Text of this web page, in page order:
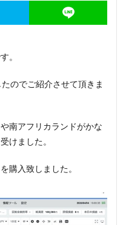
。
のでご紹介させて頂きま
南アフリカランドがかな
けました。
購入致しました。